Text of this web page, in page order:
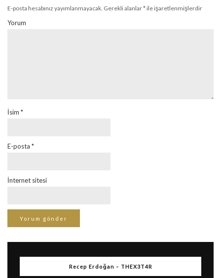
E-posta hesabınız yayımlanmayacak. Gerekli alanlar*ile işaretlenmişlerdir
Yorum
İsim *
E-posta *
İnternet sitesi
Recep Erdoğan – THEX3T4R